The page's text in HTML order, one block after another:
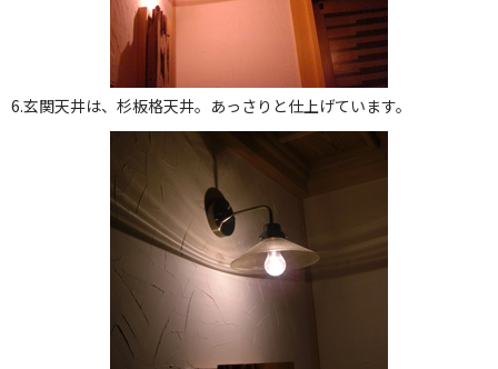
6.玄関天井は、杉板格天井。あっさりと仕上げています。